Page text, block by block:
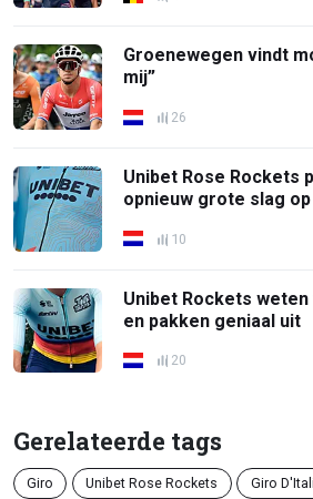
Groenewegen vindt
mij”
26
Unibet Rose Rockets
opnieuw grote slag
10
Unibet Rockets
en pakken geniaal uit
20
Gerelateerde tags
Giro Unibet Rose Rockets Giro